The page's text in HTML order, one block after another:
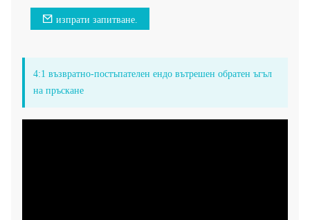
изпрати запитване.
4:1 възвратно-постъпателен ендо вътрешен обратен ъгъл
на пръскане